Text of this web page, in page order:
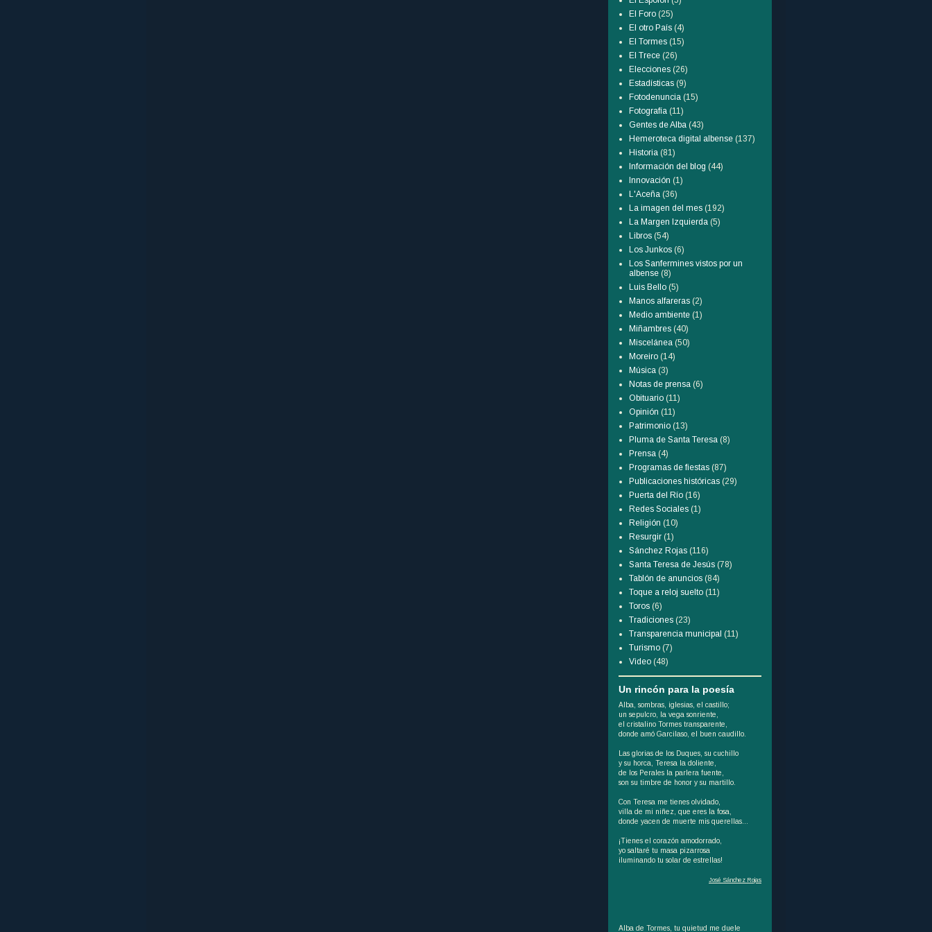
El Foro (25)
El otro País (4)
El Tormes (15)
El Trece (26)
Elecciones (26)
Estadísticas (9)
Fotodenuncia (15)
Fotografía (11)
Gentes de Alba (43)
Hemeroteca digital albense (137)
Historia (81)
Información del blog (44)
Innovación (1)
L'Aceña (36)
La imagen del mes (192)
La Margen Izquierda (5)
Libros (54)
Los Junkos (6)
Los Sanfermines vistos por un
albense (8)
Luis Bello (5)
Manos alfareras (2)
Medio ambiente (1)
Miñambres (40)
Miscelánea (50)
Moreiro (14)
Música (3)
Notas de prensa (6)
Obituario (11)
Opinión (11)
Patrimonio (13)
Pluma de Santa Teresa (8)
Prensa (4)
Programas de fiestas (87)
Publicaciones históricas (29)
Puerta del Río (16)
Redes Sociales (1)
Religión (10)
Resurgir (1)
Sánchez Rojas (116)
Santa Teresa de Jesús (78)
Tablón de anuncios (84)
Toque a reloj suelto (11)
Toros (6)
Tradiciones (23)
Transparencia municipal (11)
Turismo (7)
Video (48)
Un rincón para la poesía
Alba, sombras, iglesias, el castillo;
un sepulcro, la vega sonriente,
el cristalino Tormes transparente,
donde amó Garcilaso, el buen caudillo.
Las glorias de los Duques, su cuchillo
y su horca, Teresa la doliente,
de los Perales la parlera fuente,
son su timbre de honor y su martillo.
Con Teresa me tienes olvidado,
villa de mi niñez, que eres la fosa,
donde yacen de muerte mis querellas...
¡Tienes el corazón amodorrado,
yo saltaré tu masa pizarrosa
iluminando tu solar de estrellas!
José Sánchez Rojas
Alba de Tormes, tu quietud me duele